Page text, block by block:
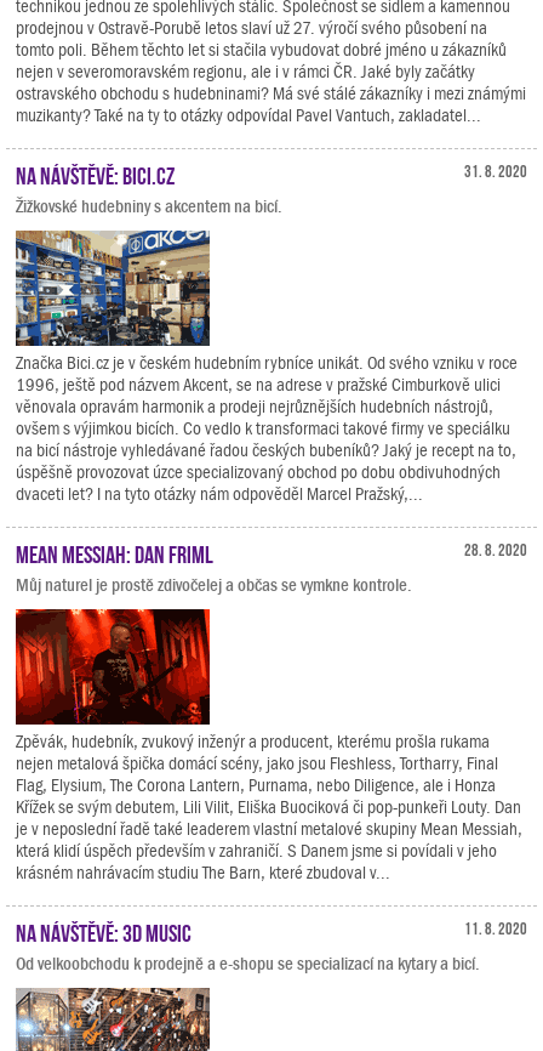
technikou jednou ze spolehlivých stálic. Společnost se sídlem a kamennou
prodejnou v Ostravě-Porubě letos slaví už 27. výročí svého působení na
tomto poli. Během těchto let si stačila vybudovat dobré jméno u zákazníků
nejen v severomoravském regionu, ale i v rámci ČR. Jaké byly začátky
ostravského obchodu s hudebninami? Má své stálé zákazníky i mezi známými
muzikanty? Také na ty to otázky odpovídal Pavel Vantuch, zakladatel...
31. 8. 2020
Na návštěvě: Bici.cz
Žižkovské hudebniny s akcentem na bicí.
Značka Bici.cz je v českém hudebním rybníce unikát. Od svého vzniku v roce
1996, ještě pod názvem Akcent, se na adrese v pražské Cimburkově ulici
věnovala opravám harmonik a prodeji nejrůznějších hudebních nástrojů,
ovšem s výjimkou bicích. Co vedlo k transformaci takové firmy ve speciálku
na bicí nástroje vyhledávané řadou českých bubeníků? Jaký je recept na to,
úspěšně provozovat úzce specializovaný obchod po dobu obdivuhodných
dvaceti let? I na tyto otázky nám odpověděl Marcel Pražský,...
28. 8. 2020
Mean Messiah: Dan Friml
Můj naturel je prostě zdivočelej a občas se vymkne kontrole.
Zpěvák, hudebník, zvukový inženýr a producent, kterému prošla rukama
nejen metalová špička domácí scény, jako jsou Fleshless, Tortharry, Final
Flag, Elysium, The Corona Lantern, Purnama, nebo Diligence, ale i Honza
Křížek se svým debutem, Lili Vilit, Eliška Buociková či pop-punkeři Louty. Dan
je v neposlední řadě také leaderem vlastní metalové skupiny Mean Messiah,
která klidí úspěch především v zahraničí. S Danem jsme si povídali v jeho
krásném nahrávacím studiu The Barn, které zbudoval v...
11. 8. 2020
Na návštěvě: 3D Music
Od velkoobchodu k prodejně a e-shopu se specializací na kytary a bicí.